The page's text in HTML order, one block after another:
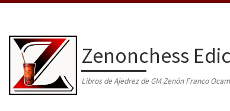
Zenonchess
Libros de Ajedrez de GM Zenón Franco